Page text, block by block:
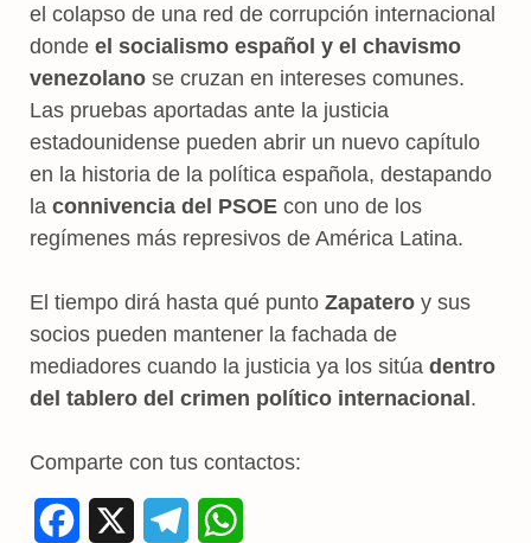
el colapso de una red de corrupción internacional
donde el socialismo español y el chavismo
venezolano se cruzan en intereses comunes.
Las pruebas aportadas ante la justicia
estadounidense pueden abrir un nuevo capítulo
en la historia de la política española, destapando
la connivencia del PSOE con uno de los
regímenes más represivos de América Latina.
El tiempo dirá hasta qué punto Zapatero y sus
socios pueden mantener la fachada de
mediadores cuando la justicia ya los sitúa dentro
del tablero del crimen político internacional.
Comparte con tus contactos: